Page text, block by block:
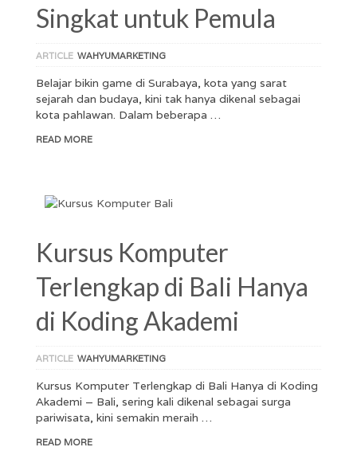
Singkat untuk Pemula
ARTICLE WAHYUMARKETING
Belajar bikin game di Surabaya, kota yang sarat
sejarah dan budaya, kini tak hanya dikenal sebagai
kota pahlawan. Dalam beberapa …
READ MORE
Kursus Komputer
Terlengkap di Bali Hanya
di Koding Akademi
ARTICLE WAHYUMARKETING
Kursus Komputer Terlengkap di Bali Hanya di Koding
Akademi – Bali, sering kali dikenal sebagai surga
pariwisata, kini semakin meraih …
READ MORE